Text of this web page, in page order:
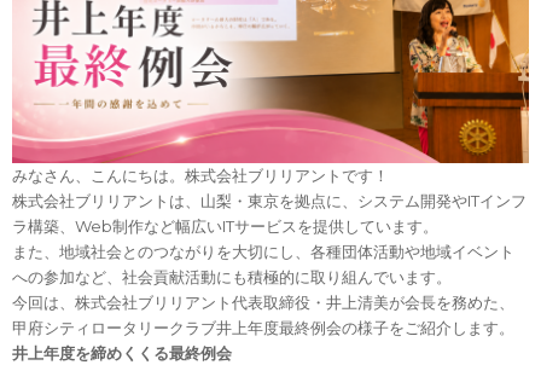
みなさん、こんにちは。株式会社ブリリアントです！
株式会社ブリリアントは、山梨・東京を拠点に、システム開発やITインフ
ラ構築、Web制作など幅広いITサービスを提供しています。
また、地域社会とのつながりを大切にし、各種団体活動や地域イベント
への参加など、社会貢献活動にも積極的に取り組んでいます。
今回は、株式会社ブリリアント代表取締役・井上清美が会長を務めた、
甲府シティロータリークラブ井上年度最終例会の様子をご紹介します。
井上年度を締めくくる最終例会